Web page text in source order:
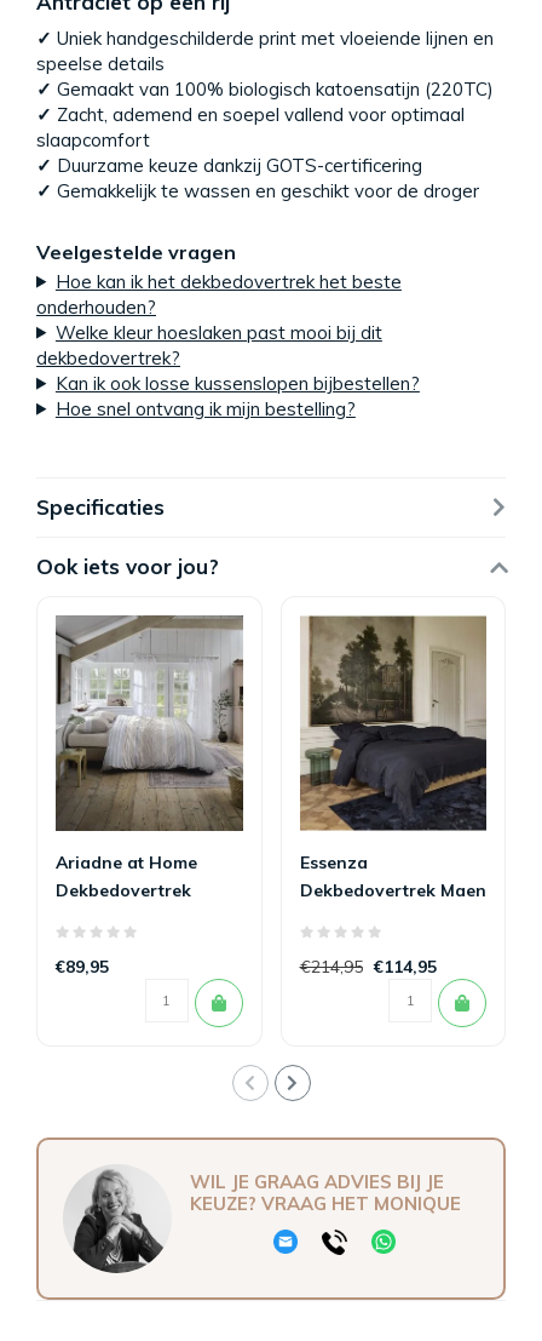
✓ Uniek handgeschilderde print met vloeiende lijnen en
speelse details
✓ Gemaakt van 100% biologisch katoensatijn (220TC)
✓ Zacht, ademend en soepel vallend voor optimaal
slaapcomfort
✓ Duurzame keuze dankzij GOTS-certificering
✓ Gemakkelijk te wassen en geschikt voor de droger
Veelgestelde vragen
Hoe kan ik het dekbedovertrek het beste
onderhouden?
Welke kleur hoeslaken past mooi bij dit
dekbedovertrek?
Kan ik ook losse kussenslopen bijbestellen?
Hoe snel ontvang ik mijn bestelling?
Specificaties
Ook iets voor jou?
Ariadne at Home
Dekbedovertrek
€89,95
Essenza
Dekbedovertrek Maen
€214,95 €114,95
WIL JE GRAAG ADVIES BIJ JE
KEUZE? VRAAG HET MONIQUE